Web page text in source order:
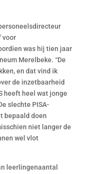
voor
was hij tien jaar
Merelbeke. “De
en dat vind ik
de inzetbaarheid
heeft heel wat jonge
slechte PISA-
bepaald doen
niet langer de
wel vlot
leerlingenaantal